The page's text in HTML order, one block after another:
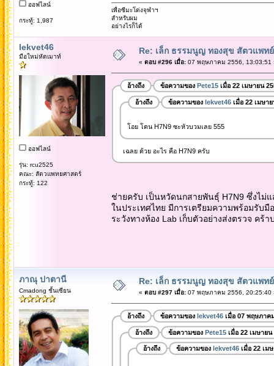
ออฟไลน์
กระทู้: 1,987
เพื่อซีมะโด่งจุฬาฯ
สำหรับผม
อย่างไรก็ได้
lekvet46
มือใหม่หัดเมาท์
ออฟไลน์
รุ่น: rcu2525
คณะ: สัตวแพทยศาสตร์
กระทู้: 122
Re: เล็ก ธรรมนูญ ทองสุข สัตวแพท
« ตอบ #296 เมื่อ:07 พฤษภาคม 2556, 13:03:51
อ้างถึง ข้อความของ Pete15เมื่อ 22 เมษายน
อ้างถึง ข้อความของ lekvet46เมื่อ 22 เมษา
โอย โดน H7N9 ซะหัวบวมเลย 555
เฉลย ด้วย อะไร คือ H7N9 ครับ
ช่ายครับ เป็นหวัดนกสายพันธุ์ H7N9 ซึ่งไม่
ในประเทศไทย มีการเตรียมความพร้อมรับ
ระวังทางห้อง Lab เก็บตัวอย่างส่งตรวจ คร้า
ภาณุ ปาตานี
Cmadong ชั้นเซียน
Re: เล็ก ธรรมนูญ ทองสุข สัตวแพท
« ตอบ #297 เมื่อ:07 พฤษภาคม 2556, 20:25:40
อ้างถึง ข้อความของ lekvet46เมื่อ 07 พฤษภาค
อ้างถึง ข้อความของ Pete15เมื่อ 22 เมษายน
อ้างถึง ข้อความของ lekvet46เมื่อ 22 เม